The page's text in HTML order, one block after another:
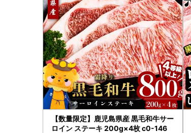
【数量限定】鹿児島県産 黒毛和牛サー
ロイン ステーキ 200g×4枚 c0-146